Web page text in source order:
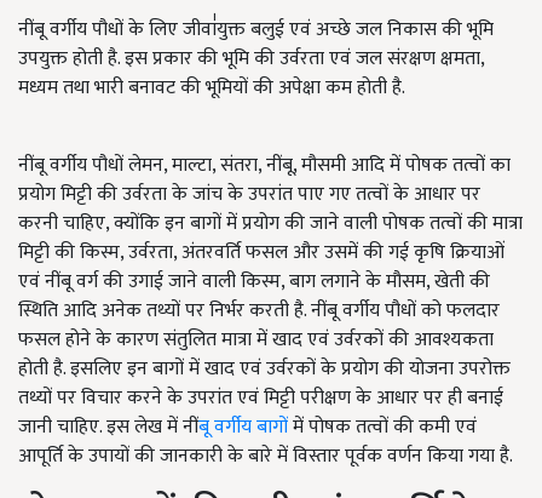
नींबू वर्गीय पौधों के लिए जीवा॑युक्त बलुई एवं अच्छे जल निकास की भूमि
उपयुक्त होती है. इस प्रकार की भूमि की उर्वरता एवं जल संरक्षण क्षमता,
मध्यम तथा भारी बनावट की भूमियों की अपेक्षा कम होती है.
नींबू वर्गीय पौधों लेमन, माल्टा, संतरा, नींबू, मौसमी आदि में पोषक तत्वों का
प्रयोग मिट्टी की उर्वरता के जांच के उपरांत पाए गए तत्वों के आधार पर
करनी चाहिए, क्योंकि इन बागों में प्रयोग की जाने वाली पोषक तत्वों की मात्रा
मिट्टी की किस्म, उर्वरता, अंतरवर्ति फसल और उसमें की गई कृषि क्रियाओं
एवं नींबू वर्ग की उगाई जाने वाली किस्म, बाग लगाने के मौसम, खेती की
स्थिति आदि अनेक तथ्यों पर निर्भर करती है. नींबू वर्गीय पौधों को फलदार
फसल होने के कारण संतुलित मात्रा में खाद एवं उर्वरकों की आवश्यकता
होती है. इसलिए इन बागों में खाद एवं उर्वरकों के प्रयोग की योजना उपरोक्त
तथ्यों पर विचार करने के उपरांत एवं मिट्टी परीक्षण के आधार पर ही बनाई
जानी चाहिए. इस लेख में नींबू वर्गीय बागोंमें पोषक तत्वों की कमी एवं
आपूर्ति के उपायों की जानकारी के बारे में विस्तार पूर्वक वर्णन किया गया है.